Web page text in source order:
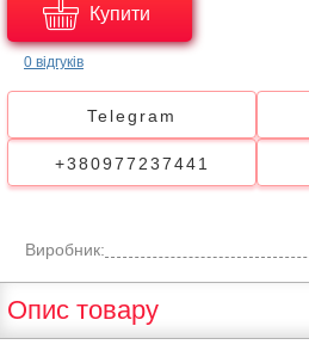
Купити
0 відгуків
Telegram
+380977237441
Виробник:
Опис товару